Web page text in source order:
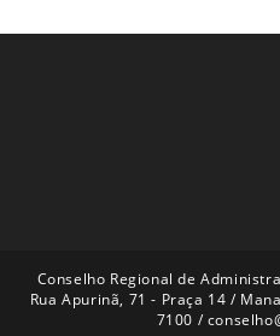
Conselho Regional de
Rua Apurinã, 71 - Praça 14 /
7100 /